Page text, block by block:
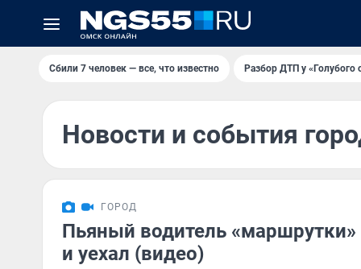
Сбили 7 человек — все, что известно Разбор ДТП у «Голубого
Новости и события
ГОРОД
Пьяный водитель
и уехал (видео)